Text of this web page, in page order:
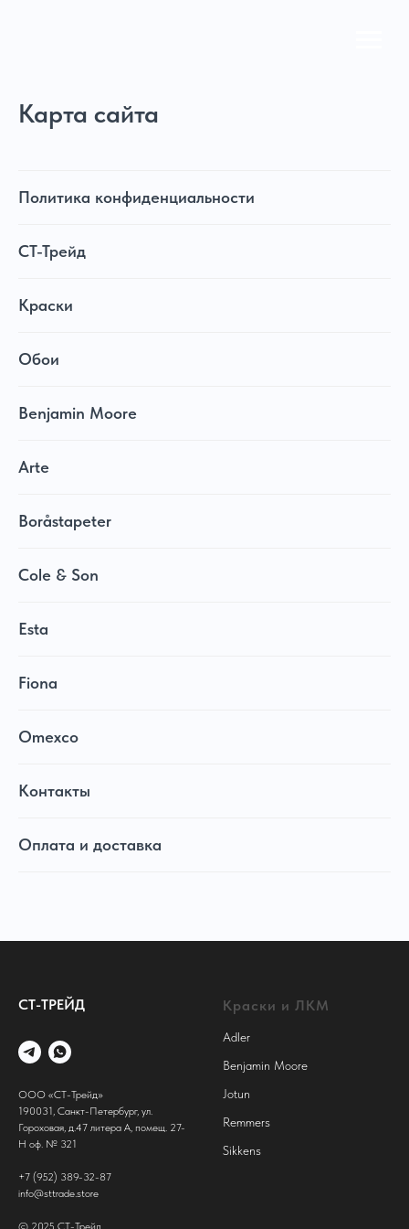
Карта сайта
Политика конфиденциальности
СТ-Трейд
Краски
Обои
Benjamin Moore
Arte
Boråstapeter
Cole & Son
Esta
Fiona
Omexco
Контакты
Оплата и доставка
СТ-ТРЕЙД
ООО «СТ-Трейд»
190031, Санкт-Петербург, ул.
Гороховая, д.47 литера А, помещ. 27-
Н оф. № 321
+7 (952) 389-32-87
info@sttrade.store
© 2025 СТ-Трейд
Краски и ЛКМ
Adler
Benjamin Moore
Jotun
Remmers
Sikkens